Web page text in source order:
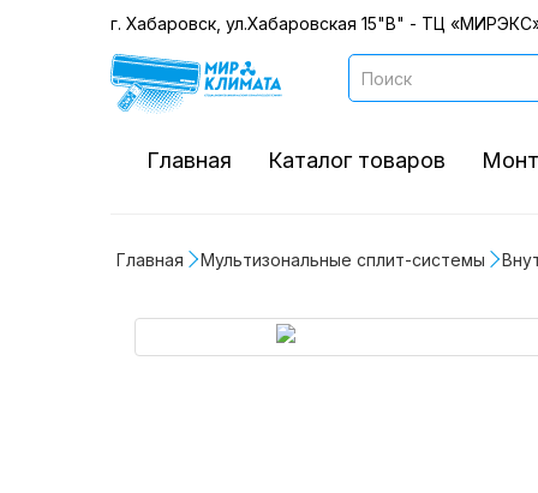
г. Хабаровск, ул.Хабаровская 15"В" - ТЦ
Главная Каталог товаров
Главная Мультизональные сплит-системы